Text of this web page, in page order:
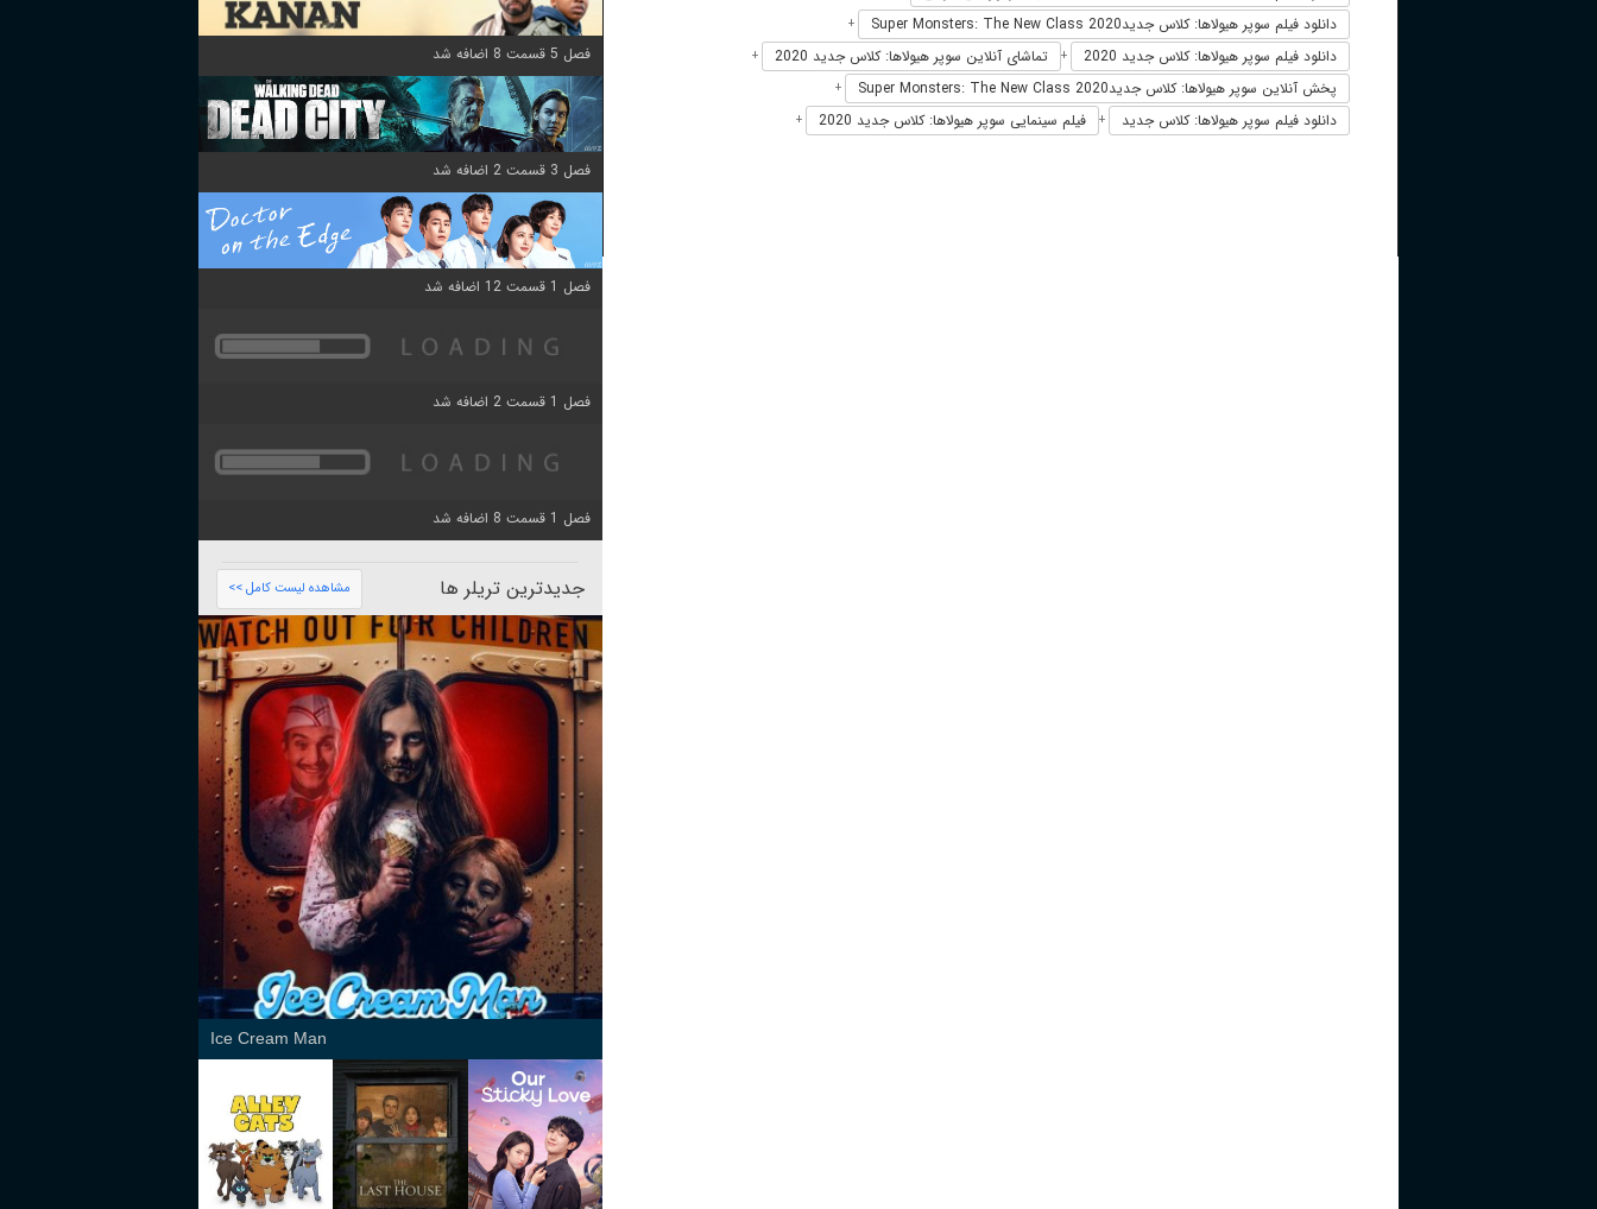
دانلود فیلم سوپر هیولاها: کلاس جدیدSuper Monsters: The New Class 2020 +
دانلود فیلم سوپر هیولاها: کلاس جدید 2020 + تماشای آنلاین سوپر هیولاها: کلاس جدید 2020 +
پخش آنلاین سوپر هیولاها: کلاس جدیدSuper Monsters: The New Class 2020 +
دانلود فیلم سوپر هیولاها: کلاس جدید + فیلم سینمایی سوپر هیولاها: کلاس جدید 2020 +
فصل 5 قسمت 8 اضافه شد
فصل 3 قسمت 2 اضافه شد
فصل 1 قسمت 12 اضافه شد
فصل 1 قسمت 2 اضافه شد
فصل 1 قسمت 8 اضافه شد
جدیدترین تریلر ها مشاهده لیست کامل >>
Ice Cream Man